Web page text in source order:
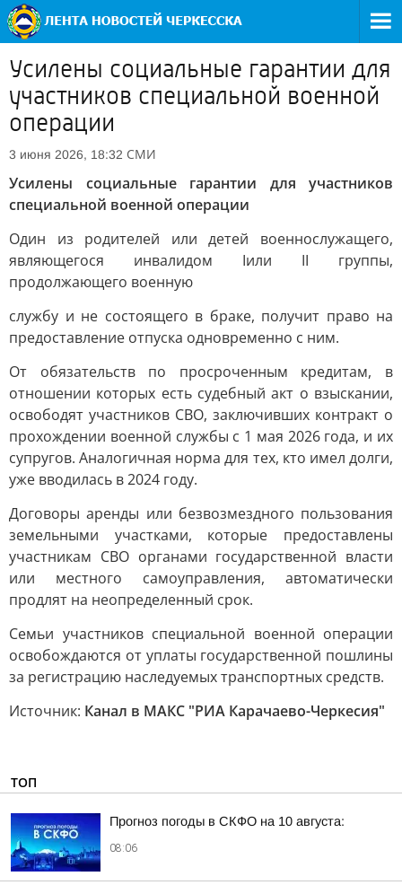
Усилены социальные гарантии для
участников специальной военной
операции
3 июня 2026, 18:32 СМИ
Усилены социальные гарантии для участников
специальной военной операции
Один из родителей или детей военнослужащего,
являющегося инвалидом Iили II группы,
продолжающего военную
службу и не состоящего в браке, получит право на
предоставление отпуска одновременно с ним.
От обязательств по просроченным кредитам, в
отношении которых есть судебный акт о взыскании,
освободят участников СВО, заключивших контракт о
прохождении военной службы с 1 мая 2026 года, и их
супругов. Аналогичная норма для тех, кто имел долги,
уже вводилась в 2024 году.
Договоры аренды или безвозмездного пользования
земельными участками, которые предоставлены
участникам СВО органами государственной власти
или местного самоуправления, автоматически
продлят на неопределенный срок.
Семьи участников специальной военной операции
освобождаются от уплаты государственной пошлины
за регистрацию наследуемых транспортных средств.
Источник: Канал в МАКС "РИА Карачаево-Черкесия"
ТОП
Прогноз погоды в СКФО на 10 августа:
08:06